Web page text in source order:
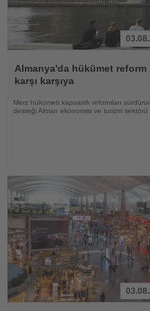
Oku
Almanya'da hükümet reform
karşı karşıya
Merz hükümeti kapsamlı reformları
desteği Alman ekonomisi ve turizm sektörü